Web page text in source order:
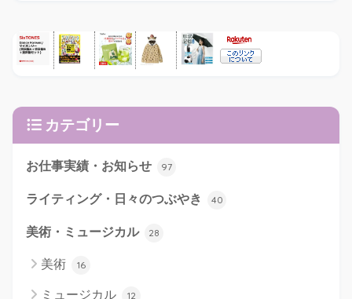
カテゴリー
お仕事実績・お知らせ 97
ライティング・日々のつぶやき 40
美術・ミュージカル 28
美術 16
ミュージカル 12